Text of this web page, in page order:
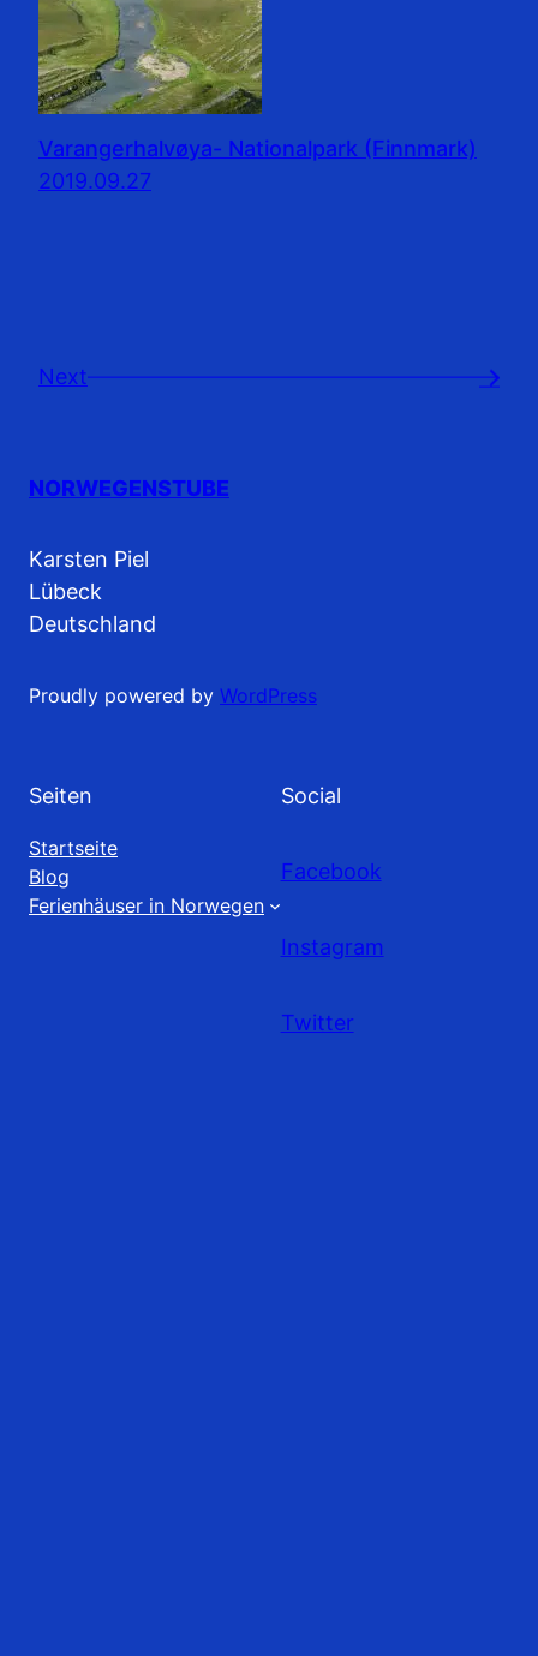
Varangerhalvøya- Nationalpark (Finnmark)
2019.09.27
Next →
NORWEGENSTUBE
Karsten Piel
Lübeck
Deutschland
Proudly powered by WordPress
Seiten
Startseite
Blog
Ferienhäuser in Norwegen
Social
Facebook
Instagram
Twitter